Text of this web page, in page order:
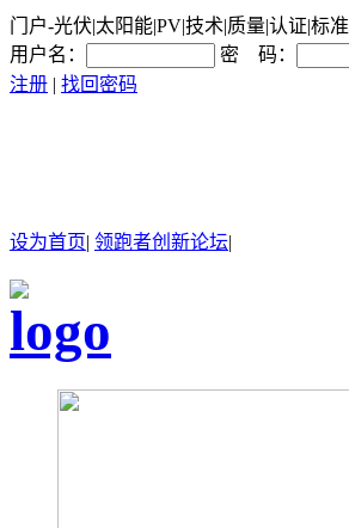
门户-光伏|太阳能|PV|技术|质量|认证|标准
用户名：
密 码：
注册 | 找回密码
设为首页| 领跑者创新论坛|